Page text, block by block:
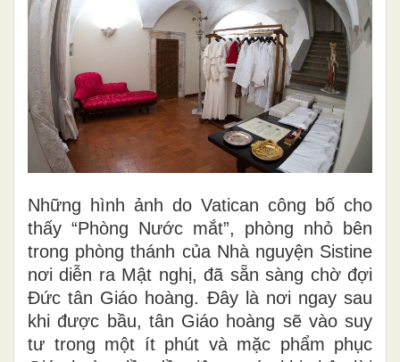
Những hình ảnh do Vatican công bố cho
thấy “Phòng Nước mắt”, phòng nhỏ bên
trong phòng thánh của Nhà nguyện Sistine
nơi diễn ra Mật nghị, đã sẵn sàng chờ đợi
Đức tân Giáo hoàng. Đây là nơi ngay sau
khi được bầu, tân Giáo hoàng sẽ vào suy
tư trong một ít phút và mặc phẩm phục